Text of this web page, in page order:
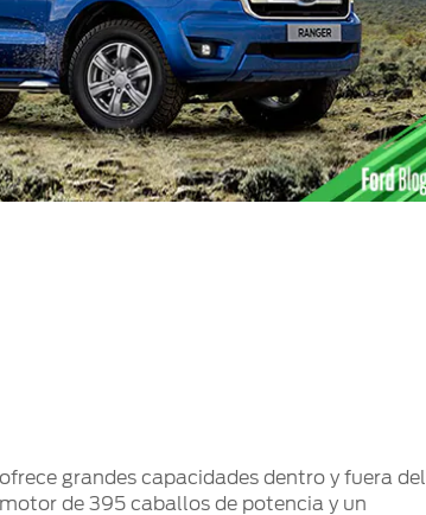
grandes capacidades dentro y fuera del
de 395 caballos de potencia y un